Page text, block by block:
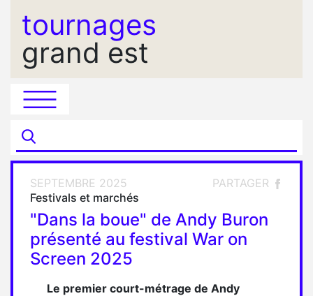
tournages
grand est
SEPTEMBRE 2025
PARTAGER
Festivals et marchés
"Dans la boue" de Andy Buron
présenté au festival War on
Screen 2025
Le premier court-métrage de Andy